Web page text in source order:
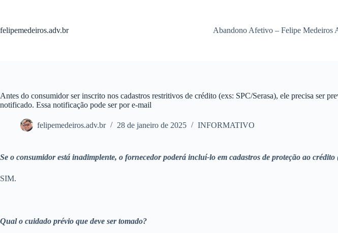
conteúdo
felipemedeiros.adv.br Abandono Afetivo – Felipe Medeiros
Antes do consumidor ser inscrito nos cadastros restritivos de crédito (exs: SPC/Serasa), ele precisa ser
notificado. Essa notificação pode ser por e-mail
felipemedeiros.adv.br 28 de janeiro de 2025 INFORMATIVO
Se o consumidor está inadimplente, o fornecedor poderá incluí-lo em cadastros de proteção ao
SIM.
Qual o cuidado prévio que deve ser tomado?